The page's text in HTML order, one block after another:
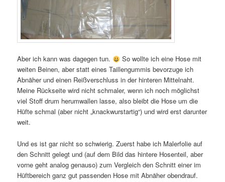
Aber ich kann was dagegen tun.
So wollte ich eine Hose mit
weiten Beinen, aber statt eines Taillengummis bevorzuge ich
Abnäher und einen Reißverschluss in der hinteren Mittelnaht.
Meine Rückseite wird nicht schmaler, wenn ich noch möglichst
viel Stoff drum herumwallen lasse, also bleibt die Hose um die
Hüfte schmal (aber nicht „knackwurstartig“) und wird erst darunter
weit.
Und es ist gar nicht so schwierig. Zuerst habe ich Malerfolie auf
den Schnitt gelegt und (auf dem Bild das hintere Hosenteil, aber
vorne geht analog genauso) zum Vergleich den Schnitt einer im
Hüftbereich ganz gut passenden Hose mit Abnäher obendrauf.